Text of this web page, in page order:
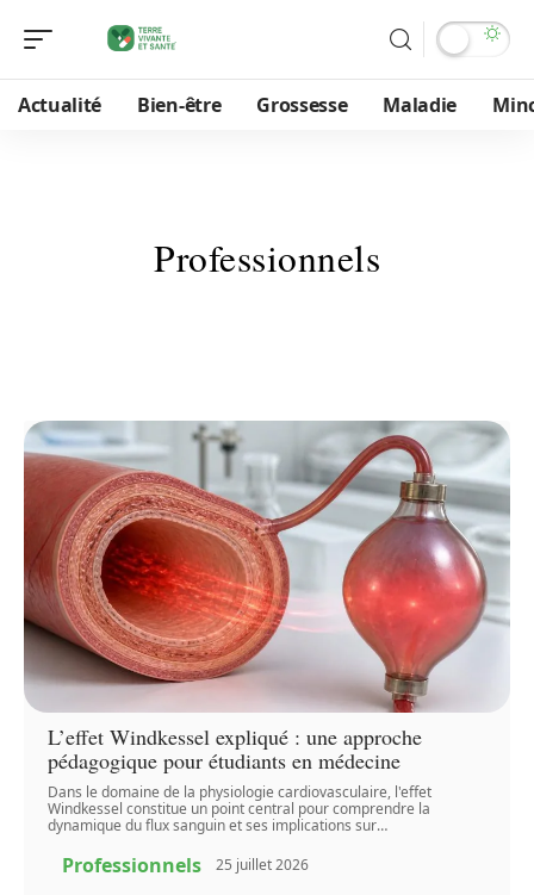
Actualité Bien-être Grossesse Maladie
Professionnels
L’effet Windkessel expliqué : une approche
pédagogique pour étudiants en médecine
Dans le domaine de la physiologie cardiovasculaire, l'effet
Windkessel constitue un point central pour comprendre la
dynamique du flux sanguin et ses implications sur…
Professionnels 25 juillet 2026